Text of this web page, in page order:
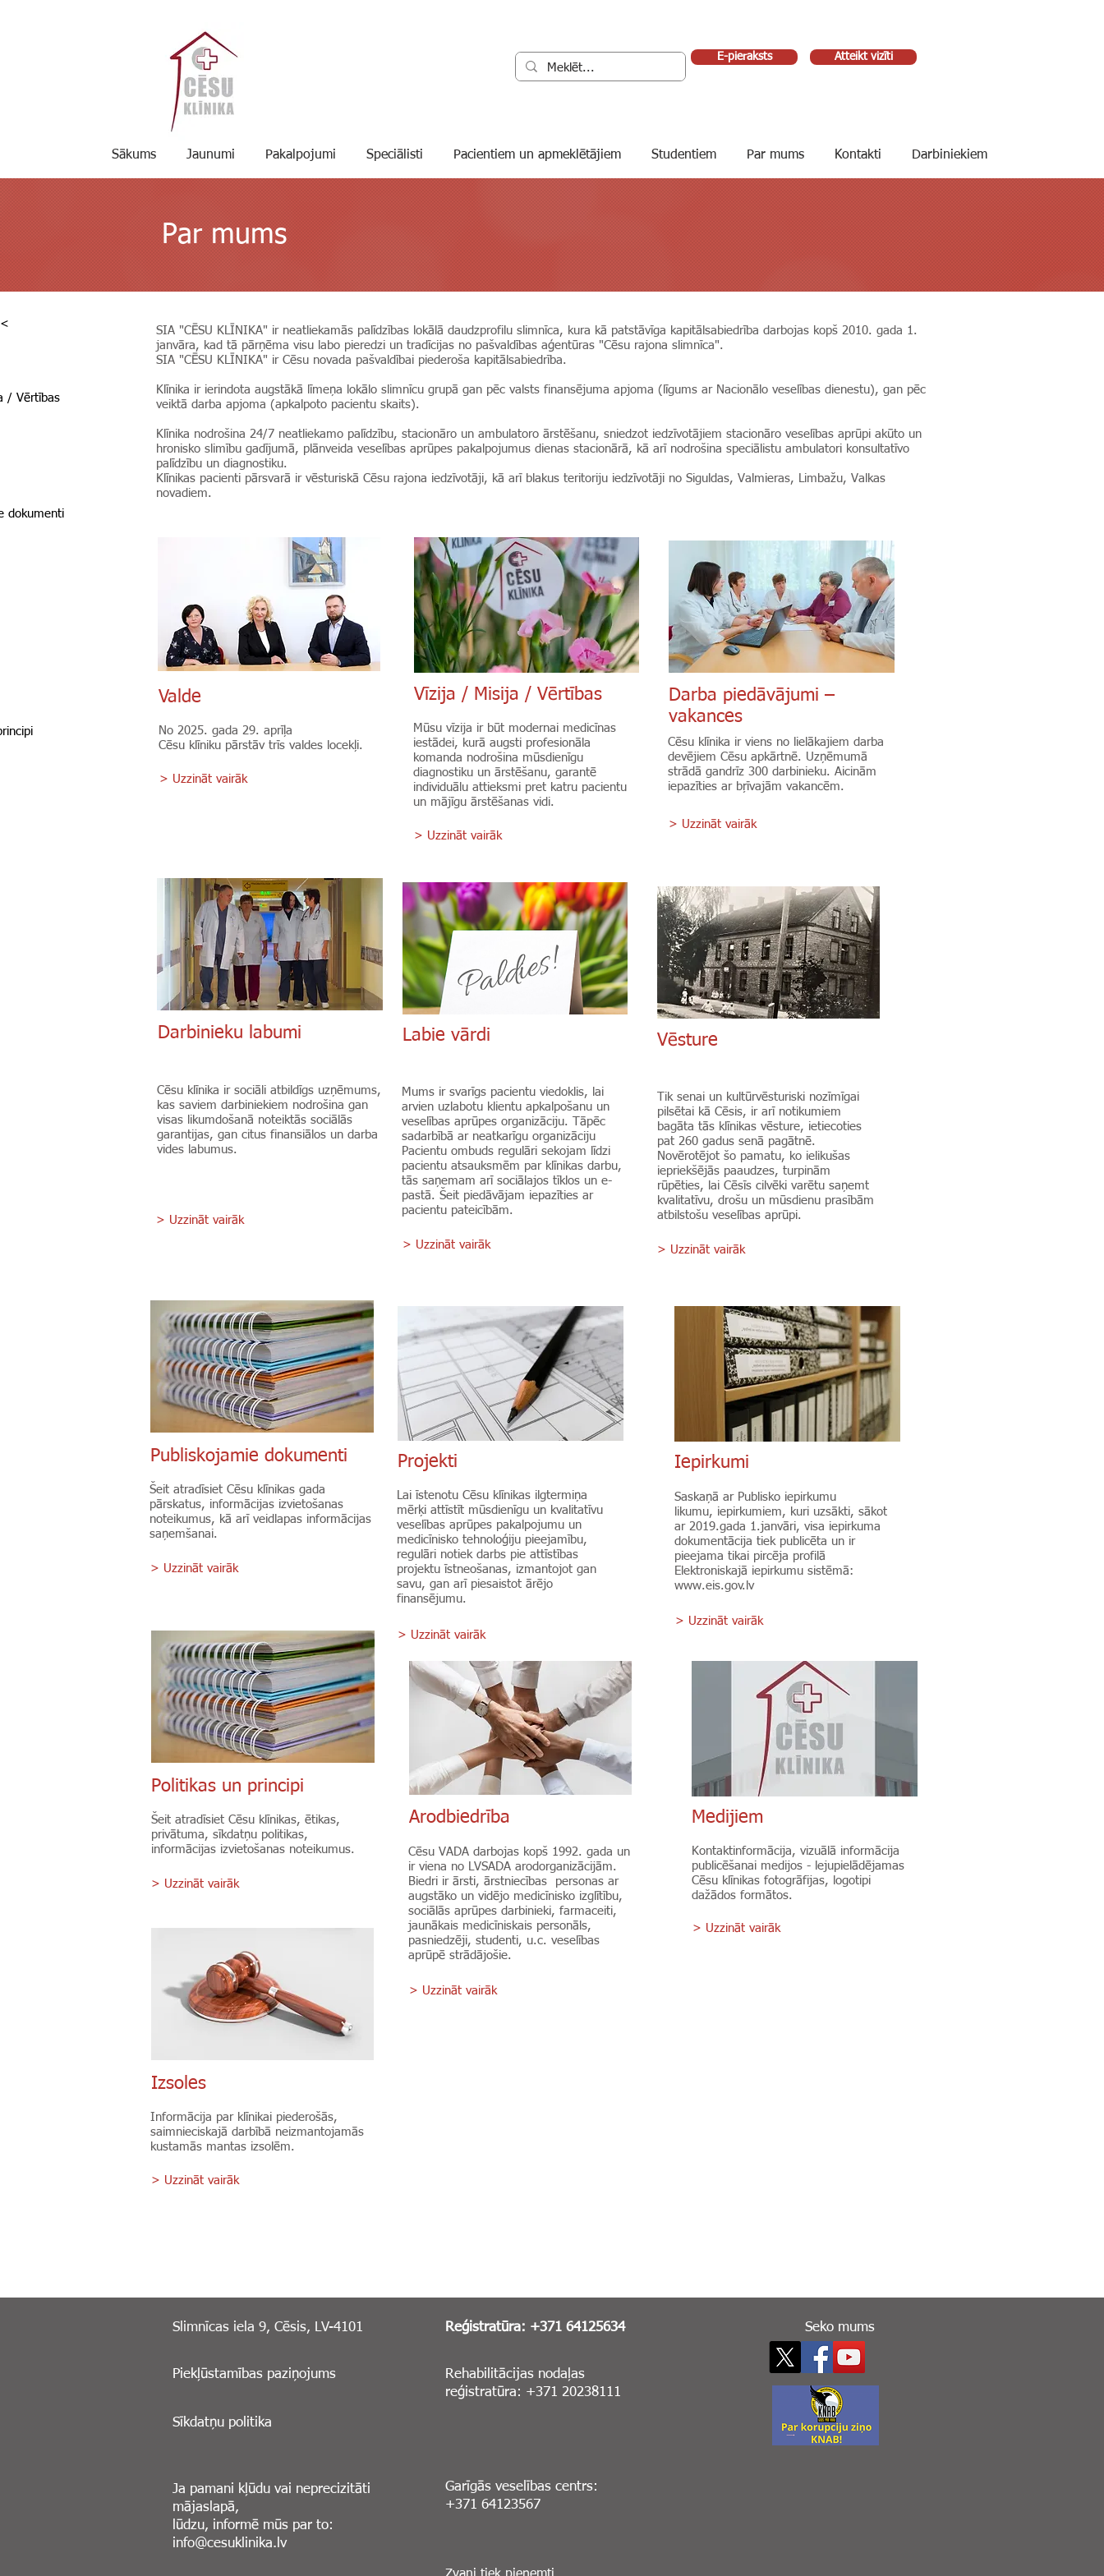
E-pieraksts Atteikt vizīti
Sākums Jaunumi Pakalpojumi Speciālisti Pacientiem un apmeklētājiem Studentiem Par mums Kontakti Darbiniekiem
Par mums
/ Vērtības
SIA "CĒSU KLĪNIKA" ir neatliekamās palīdzības lokālā daudzprofilu slimnīca, kura kā patstāvīga kapitālsabiedrība darbojas kopš 2010. gada 1.
janvāra, kad tā pārņēma visu labo pieredzi un tradīcijas no pašvaldības aģentūras "Cēsu rajona slimnīca".
SIA "CĒSU KLĪNIKA" ir Cēsu novada pašvaldībai piederoša kapitālsabiedrība.
Klīnika ir ierindota augstākā līmeņa lokālo slimnīcu grupā gan pēc valsts finansējuma apjoma (līgums ar Nacionālo veselības dienestu), gan pēc
veiktā darba apjoma (apkalpoto pacientu skaits).
Klīnika nodrošina 24/7 neatliekamo palīdzību, stacionāro un ambulatoro ārstēšanu, sniedzot iedzīvotājiem stacionāro veselības aprūpi akūto un
hronisko slimību gadījumā, plānveida veselības aprūpes pakalpojumus dienas stacionārā, kā arī nodrošina speciālistu ambulatori konsultatīvo
palīdzību un diagnostiku.
Klīnikas pacienti pārsvarā ir vēsturiskā Cēsu rajona iedzīvotāji, kā arī blakus teritoriju iedzīvotāji no Siguldas, Valmieras, Limbažu, Valkas
novadiem.
dokumenti
Valde
No 2025. gada 29. aprīļa
Cēsu klīniku pārstāv trīs valdes locekļi.
> Uzzināt vairāk
Vīzija / Misija / Vērtības
Mūsu vīzija ir būt modernai medicīnas
iestādei, kurā augsti profesionāla
komanda nodrošina mūsdienīgu
diagnostiku un ārstēšanu, garantē
individuālu attieksmi pret katru pacientu
un mājīgu ārstēšanas vidi.
> Uzzināt vairāk
Darba piedāvājumi –
vakances
Cēsu klīnika ir viens no lielākajiem darba
devējiem Cēsu apkārtnē. Uzņēmumā
strādā gandrīz 300 darbinieku. Aicinām
iepazīties ar bŗīvajām vakancēm.
> Uzzināt vairāk
Darbinieku labumi
Cēsu klīnika ir sociāli atbildīgs uzņēmums,
kas saviem darbiniekiem nodrošina gan
visas likumdošanā noteiktās sociālās
garantijas, gan citus finansiālos un darba
vides labumus.
> Uzzināt vairāk
Labie vārdi
Mums ir svarīgs pacientu viedoklis, lai
arvien uzlabotu klientu apkalpošanu un
veselības aprūpes organizāciju. Tāpēc
sadarbībā ar neatkarīgu organizāciju
Pacientu ombuds regulāri sekojam līdzi
pacientu atsauksmēm par klīnikas darbu,
tās saņemam arī sociālajos tīklos un e-
pastā. Šeit piedāvājam iepazīties ar
pacientu pateicībām.
> Uzzināt vairāk
Vēsture
Tik senai un kultūrvēsturiski nozīmīgai
pilsētai kā Cēsis, ir arī notikumiem
bagāta tās klīnikas vēsture, ietiecoties
pat 260 gadus senā pagātnē.
Novērotējot šo pamatu, ko ielikušas
iepriekšējās paaudzes, turpinām
rūpēties, lai Cēsīs cilvēki varētu saņemt
kvalitatīvu, drošu un mūsdienu prasībām
atbilstošu veselības aprūpi.
> Uzzināt vairāk
Publiskojamie dokumenti
Šeit atradīsiet Cēsu klīnikas gada
pārskatus, informācijas izvietošanas
noteikumus, kā arī veidlapas informācijas
saņemšanai.
> Uzzināt vairāk
Politikas un principi
Šeit atradīsiet Cēsu klīnikas, ētikas,
privātuma, sīkdatņu politikas,
informācijas izvietošanas noteikumus.
> Uzzināt vairāk
Izsoles
Informācija par klīnikai piederošās,
saimnieciskajā darbībā neizmantojamās
kustamās mantas izsolēm.
> Uzzināt vairāk
Projekti
Lai īstenotu Cēsu klīnikas ilgtermiņa
mērķi attīstīt mūsdienīgu un kvalitatīvu
veselības aprūpes pakalpojumu un
medicīnisko tehnoloģiju pieejamību,
regulāri notiek darbs pie attīstības
projektu īstneošanas, izmantojot gan
savu, gan arī piesaistot ārējo
finansējumu.
> Uzzināt vairāk
Arodbiedrība
Cēsu VADA darbojas kopš 1992. gada un
ir viena no LVSADA arodorganizācijām.
Biedri ir ārsti, ārstniecības personas ar
augstāko un vidējo medicīnisko izglītību,
sociālās aprūpes darbinieki, farmaceiti,
jaunākais medicīniskais personāls,
pasniedzēji, studenti, u.c. veselības
aprūpē strādājošie.
> Uzzināt vairāk
Iepirkumi
Saskaņā ar Publisko iepirkumu
likumu, iepirkumiem, kuri uzsākti, sākot
ar 2019.gada 1.janvāri, visa iepirkuma
dokumentācija tiek publicēta un ir
pieejama tikai pircēja profilā
Elektroniskajā iepirkumu sistēmā:
www.eis.gov.lv
> Uzzināt vairāk
Medijiem
Kontaktinformācija, vizuālā informācija
publicēšanai medijos - lejupielādējamas
Cēsu klīnikas fotogrāfijas, logotipi
dažādos formātos.
> Uzzināt vairāk
Slimnīcas iela 9, Cēsis, LV-4101 Reģistratūra: +371 64125634
Piekļūstamības paziņojums
Sīkdatņu politika
Rehabilitācijas nodaļas
reģistratūra: +371 20238111
Ja pamani kļūdu vai neprecizitāti
mājaslapā,
lūdzu, informē mūs par to:
info@cesuklinika.lv
Garīgās veselības centrs:
+371 64123567
Seko mums